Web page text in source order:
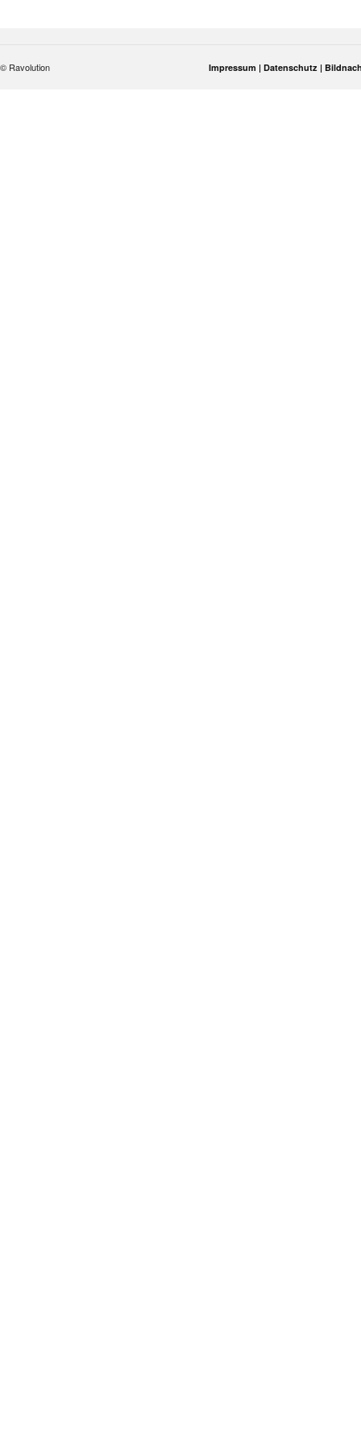
© Ravolution Impressum | Datenschutz |